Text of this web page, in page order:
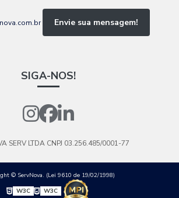
Envie sua mensagem!
SIGA-NOS!
SERV LTDA CNPJ 03.256.485/0001-77
© ServNova. (Lei 9610 de 19/02/1998)
W3C
W3C